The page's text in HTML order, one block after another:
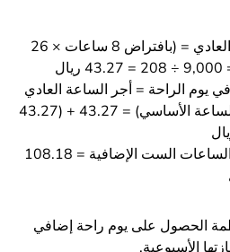
حساب أجر الساعة العادي = (بافتراض 8 ساعات × 26
يوم الراحة = أجر الساعة العادي
+ (150% من أجر الساعة الأساسي) = 43.27 + (43.27
حساب إجمالي أجر الساعات الست الإضافية = 108.18
الحصول على يوم راحة إضافي
الأسبوعية.